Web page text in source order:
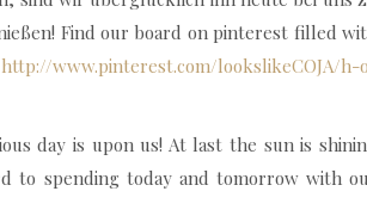
Find our board on pinterest filled
http://www.pinterest.com/lookslikeCOJA/h-
day is upon us! At last the sun is
to spending today and tomorrow with